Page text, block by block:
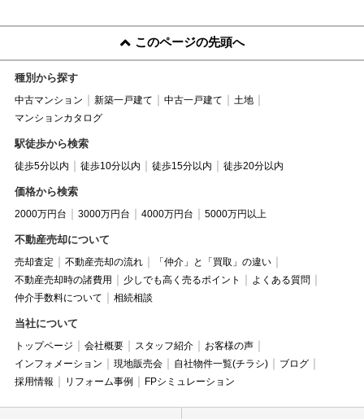
このページの先頭へ
種別から探す
中古マンション 新築一戸建て 中古一戸建て
土地
マンションカタログ
駅徒歩から検索
徒歩5分以内 徒歩10分以内 徒歩15分以内 徒歩20分以内
価格から検索
2000万円台 3000万円台 4000万円台 5000万円以上
不動産売却について
売却査定 不動産売却の流れ
「仲介」と「買取」の違い
不動産売却時の諸費用
少しでも高く売るポイント
よくある質問
仲介手数料について
相続相談
当社について
トップページ 会社概要 スタッフ紹介
お客様の声
インフォメーション
現地販売会 自社物件一覧(チラシ)
ブログ
採用情報
リフォーム事例 FPシミュレーション